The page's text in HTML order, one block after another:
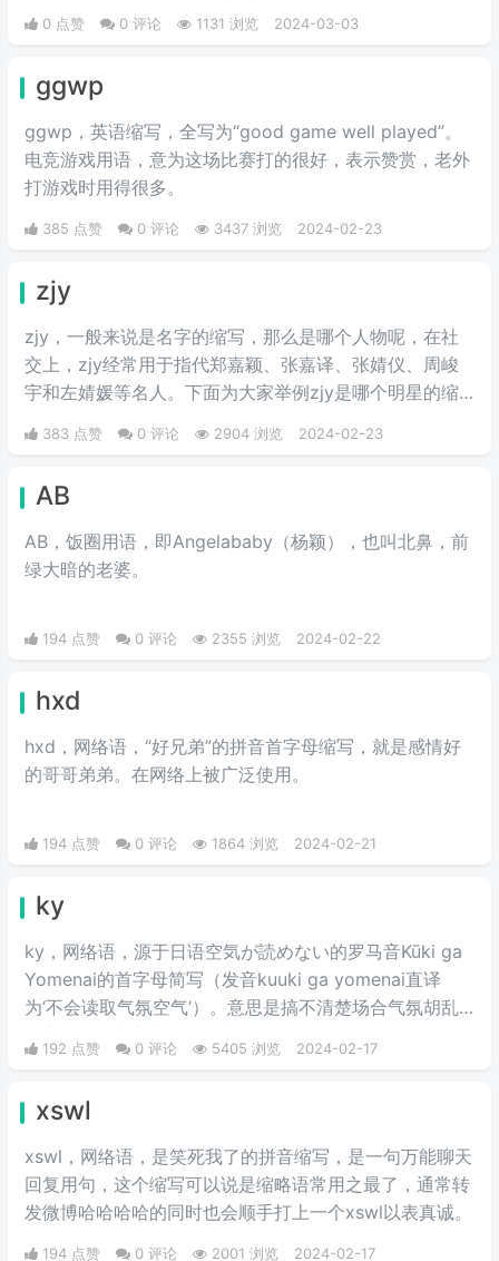
三倍速也被看作是夏亚登场的象征。
0 点赞 0 评论 1131 浏览 2024-03-03
ggwp
ggwp，英‌‌‌‌‌‌‌‌‌‌‌语缩写，全写为“good game well played”。
电竞游戏用语，意为这场比赛打的很好，表示赞赏，老外
打游戏时用得很多。
385 点赞 0 评论 3437 浏览 2024-02-23
zjy
zjy，一般来说是名字的缩写，那么是哪个人物呢，在社
交上，zjy经常用于指代郑嘉颖、张嘉译、张婧仪、周峻
宇和左婧媛等名人。下面为大家举例zjy是哪个明星的缩
383 点赞 0 评论 2904 浏览 2024-02-23
AB
AB，饭圈用语，即Angelababy（杨颖），也叫北鼻，前
绿大暗的老婆。​
194 点赞 0 评论 2355 浏览 2024-02-22
hxd
hxd，网络语，“好兄弟”的拼音首字母缩写，就是感情好
的哥哥弟弟。在网络上被广泛使用。
194 点赞 0 评论 1864 浏览 2024-02-21
ky
ky，网络语，源于日语空気が読めない的罗马音Kūki ga
Yomenai的首字母简写（发音kuuki ga yomenai直译
为‘不会读取气氛空气’）。意思是搞不清楚场合气氛胡乱
发言而扫了大家兴致的行为。
192 点赞 0 评论 5405 浏览 2024-02-17
xswl
xswl，网络语，是笑死我了的拼音缩写，是一句万能聊天
回复用句，这个缩写可以说是缩略语常用之最了，通常转
发微博哈哈哈哈的同时也会顺手打上一个xswl以表真诚。
194 点赞 0 评论 2001 浏览 2024-02-17